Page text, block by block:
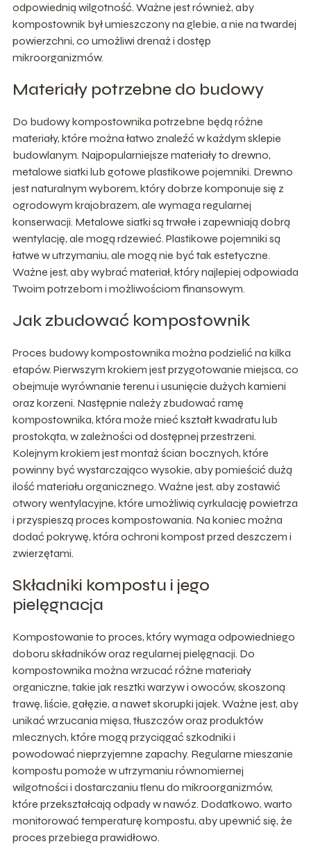
odpowiednią wilgotność. Ważne jest również, aby
kompostownik był umieszczony na glebie, a nie na twardej
powierzchni, co umożliwi drenaż i dostęp
mikroorganizmów.
Materiały potrzebne do budowy
Do budowy kompostownika potrzebne będą różne
materiały, które można łatwo znaleźć w każdym sklepie
budowlanym. Najpopularniejsze materiały to drewno,
metalowe siatki lub gotowe plastikowe pojemniki. Drewno
jest naturalnym wyborem, który dobrze komponuje się z
ogrodowym krajobrazem, ale wymaga regularnej
konserwacji. Metalowe siatki są trwałe i zapewniają dobrą
wentylację, ale mogą rdzewieć. Plastikowe pojemniki są
łatwe w utrzymaniu, ale mogą nie być tak estetyczne.
Ważne jest, aby wybrać materiał, który najlepiej odpowiada
Twoim potrzebom i możliwościom finansowym.
Jak zbudować kompostownik
Proces budowy kompostownika można podzielić na kilka
etapów. Pierwszym krokiem jest przygotowanie miejsca, co
obejmuje wyrównanie terenu i usunięcie dużych kamieni
oraz korzeni. Następnie należy zbudować ramę
kompostownika, która może mieć kształt kwadratu lub
prostokąta, w zależności od dostępnej przestrzeni.
Kolejnym krokiem jest montaż ścian bocznych, które
powinny być wystarczająco wysokie, aby pomieścić dużą
ilość materiału organicznego. Ważne jest, aby zostawić
otwory wentylacyjne, które umożliwią cyrkulację powietrza
i przyspieszą proces kompostowania. Na koniec można
dodać pokrywę, która ochroni kompost przed deszczem i
zwierzętami.
Składniki kompostu i jego
pielęgnacja
Kompostowanie to proces, który wymaga odpowiedniego
doboru składników oraz regularnej pielęgnacji. Do
kompostownika można wrzucać różne materiały
organiczne, takie jak resztki warzyw i owoców, skoszoną
trawę, liście, gałęzie, a nawet skorupki jajek. Ważne jest, aby
unikać wrzucania mięsa, tłuszczów oraz produktów
mlecznych, które mogą przyciągać szkodniki i
powodować nieprzyjemne zapachy. Regularne mieszanie
kompostu pomoże w utrzymaniu równomiernej
wilgotności i dostarczaniu tlenu do mikroorganizmów,
które przekształcają odpady w nawóz. Dodatkowo, warto
monitorować temperaturę kompostu, aby upewnić się, że
proces przebiega prawidłowo.